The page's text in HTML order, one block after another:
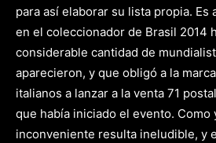
para así elaborar su lista propia. Es
en el coleccionador de Brasil 2014
considerable cantidad de
aparecieron, y que obligó a la
italianos a lanzar a la venta 71
que había iniciado el evento. Como
inconveniente resulta ineludible, y